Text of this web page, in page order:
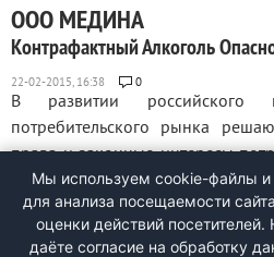
ООО МЕДИНА
Контрафактный Алкоголь
0
В развитии российского
потребительского рынка
права и законные интересы
которых невозможно движение
государству, законности.
дополнения существующих
Мы используем cookie-файлы
для анализа посещаемости
оценки действий
даёте согласие на обработку